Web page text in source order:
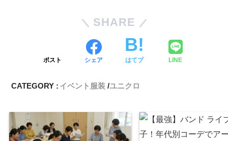
SHARE
ポスト シェア はてブ LINE
CATEGORY : イベント服装 ユニクロ